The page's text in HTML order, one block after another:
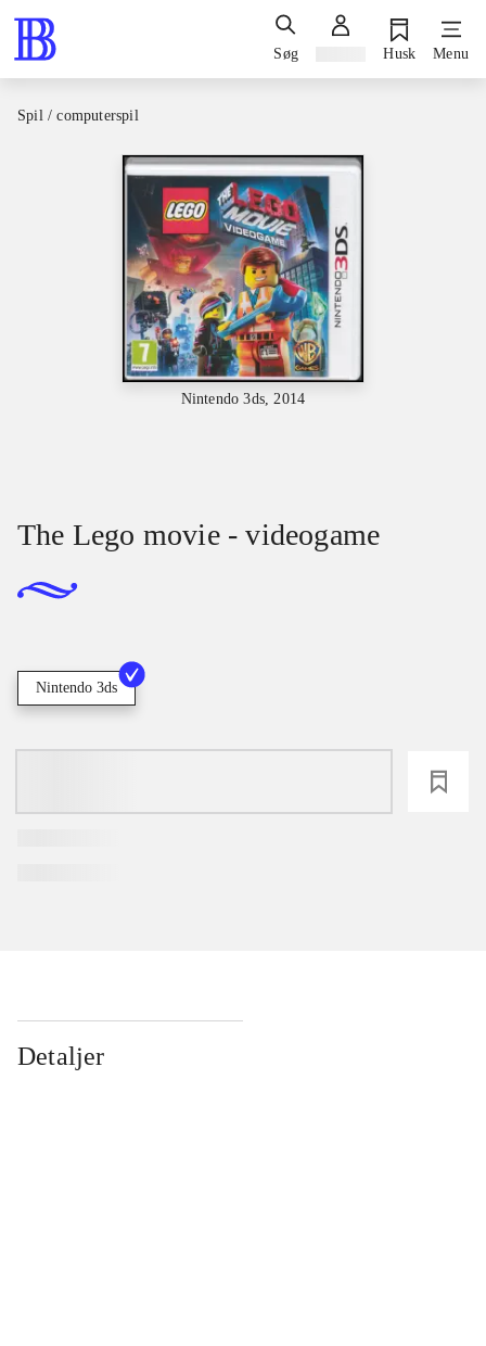
Søg Husk Menu
Spil / computerspil
Nintendo 3ds, 2014
The Lego movie - videogame
Nintendo 3ds
Detaljer